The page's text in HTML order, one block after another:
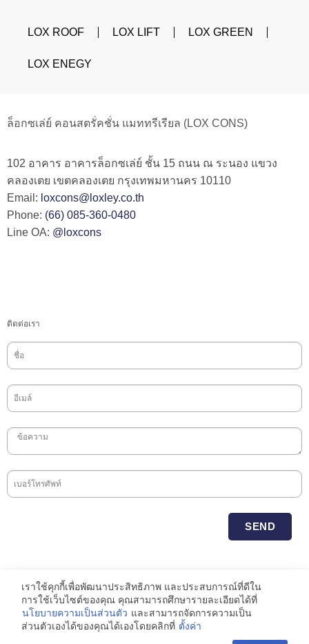
LOX ROOF LOX LIFT LOX GREEN
LOX ENEGY
ล็อกซเล่ย์ คอนสตรั่คชั่น แมททรีเรียล (LOX CONS)
102 อาคาร อาคารล็อกซเล่ย์ ชั้น 15 ถนน ณ ระนอง แขวง
คลองเตย เขตคลองเตย กรุงเทพมหานคร 10110
Email: loxcons@loxley.co.th
Phone: (66) 085-360-0480
Line OA: @loxcons
ติดต่อเรา
SEND
© COPYRIGHT 2025Loxley Public Company Limited All Right Reserved.
เราใช้คุกกี้เพื่อพัฒนาประสิทธิภาพ และประสบการณ์ที่ดีใน
การใช้เว็บไซต์ของคุณ คุณสามารถศึกษารายละเอียดได้ที่
นโยบายความเป็นส่วนตัว และสามารถจัดการความเป็น
ส่วนตัวเองได้ของคุณได้เองโดยคลิกที่ ตั้งค่า